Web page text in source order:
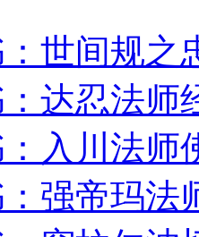
世间规
达忍法师
入川法师
强帝玛法